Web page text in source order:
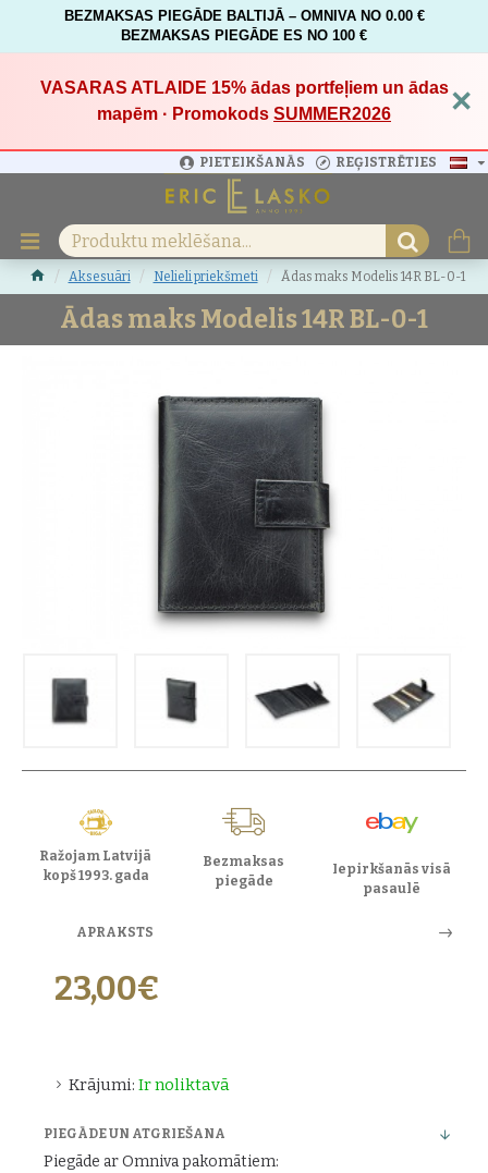
BEZMAKSAS PIEGĀDE BALTIJĀ – OMNIVA NO 0.00 €
BEZMAKSAS PIEGĀDE ES NO 100 €
VASARAS ATLAIDE 15%ādas portfeļiem un ādas
mapēm · Promokods SUMMER2026 ×
PIETEIKŠANĀS REĢISTRĒTIES
Aksesuāri Nelieli priekšmeti Ādas maks Modelis 14R BL-0-1
Ādas maks Modelis 14R BL-0-1
Ražojam Latvijā
kopš 1993. gada
Bezmaksas
piegāde
Iepirkšanās visā
pasaulē
APRAKSTS
Krājumi: Ir noliktavā
23,00€
PIEGĀDE UN ATGRIEŠANA
Piegāde ar Omniva pakomātiem: